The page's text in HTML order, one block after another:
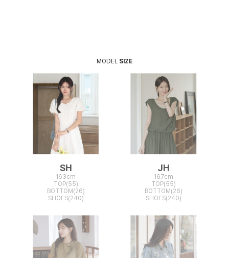
MODEL SIZE
SH
163cm
TOP(55)
BOTTOM(26)
SHOES(240)
JH
167cm
TOP(55)
BOTTOM(26)
SHOES(240)